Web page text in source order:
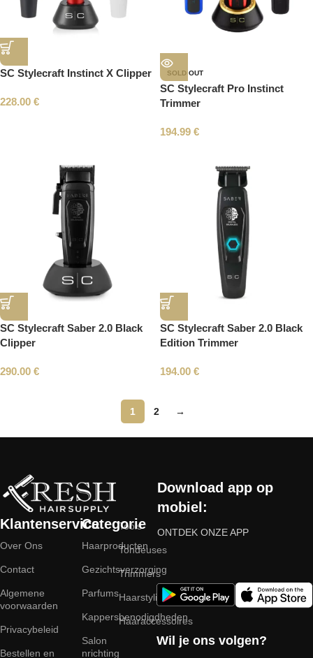
SC Stylecraft Instinct X Clipper
228.00 €
SOLD OUT
SC Stylecraft Pro Instinct
Trimmer
194.99 €
SC Stylecraft Saber 2.0 Black
Clipper
290.00 €
SC Stylecraft Saber 2.0 Black
Edition Trimmer
194.00 €
1 2 →
Klantenservice
Over Ons
Contact
Algemene
voorwaarden
Privacybeleid
Bestellen en
Categorie
Haarproducten
Gezichtsverzorging
Parfums
Kappersbenodigdheden
Salon
nrichting
Tools
Tondeuses
Trimmers
Haarstyling
Haaraccessoires
Download app op
mobiel:
ONTDEK ONZE APP
Wil je ons volgen?